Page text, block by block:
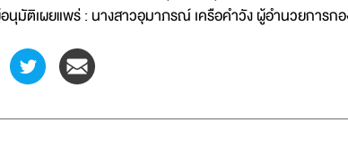
นุมัติเผยแพร่ : นางสาวอุมาภรณ์ เครือคำวัง ผู้อำนวยการ